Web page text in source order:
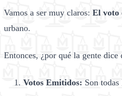
Vamos a ser muy claros: El voto
urbano.
Entonces, ¿por qué la gente
Votos Emitidos: Son